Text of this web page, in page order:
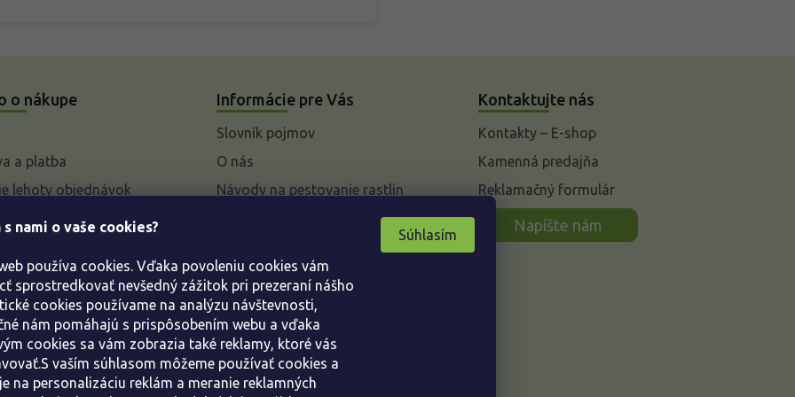
nami o vaše cookies?
používa cookies. Vďaka povoleniu cookies vám
sprostredkovať nevšedný zážitok pri prezeraní nášho
cookies používame na analýzu návštevnosti,
nám pomáhajú s prispôsobením webu a vďaka
cookies sa vám zobrazia také reklamy, ktoré vás
vaším súhlasom môžeme používať cookies a
na personalizáciu reklám a meranie reklamných
Súhlasím
o nákupe
a platba
lehoty objednávok
k parametrom a
rastlín
od kúpnej zmluvy
o ochrane osobných
podmienky
Informácie pre Vás
Slovník pojmov
O nás
Návody na pestovanie rastlín
Kontaktujte nás
Kontakty – E-shop
Kamenná predajňa
Reklamačný formulár
Napíšte nám